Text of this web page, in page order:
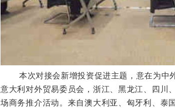
本次对接会新增投资促进主题，意在为中
意大利对外贸易委员会，浙江、黑龙江、四川
场商务推介活动。来自澳大利亚、匈牙利、泰